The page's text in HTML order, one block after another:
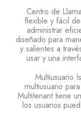
Centro de
flexible y fácil
administrar
diseñado para
y salientes a
usar y una
Multiusuario
multiusuario
Multitenant tiene
los usuarios